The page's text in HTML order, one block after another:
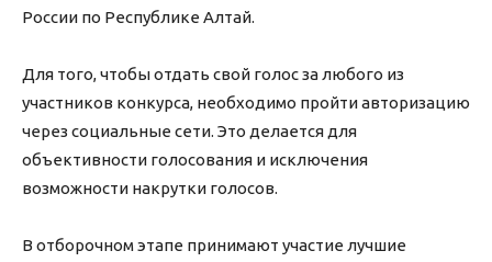
России по Республике Алтай.
Для того, чтобы отдать свой голос за любого из
участников конкурса, необходимо пройти авторизацию
через социальные сети. Это делается для
объективности голосования и исключения
возможности накрутки голосов.
В отборочном этапе принимают участие лучшие